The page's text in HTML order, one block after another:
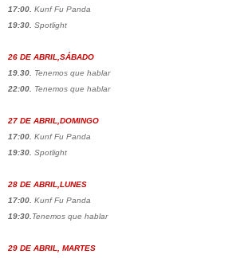
17:00. Kunf Fu Panda
19:30. Spotlight
26 DE ABRIL,SÁBADO
19.30. Tenemos que hablar
22:00.
Tenemos que hablar
27 DE ABRIL,DOMINGO
17:00. Kunf Fu Panda
19:30. Spotlight
28 DE ABRIL,LUNES
17:00. Kunf Fu Panda
19:30. Tenemos que hablar
29 DE ABRIL, MARTES